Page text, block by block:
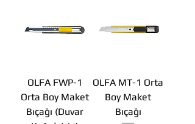
OLFA FWP-1
Orta Boy Maket
Bıçağı (Duvar
OLFA MT-1 Orta
Boy Maket
Bıçağı